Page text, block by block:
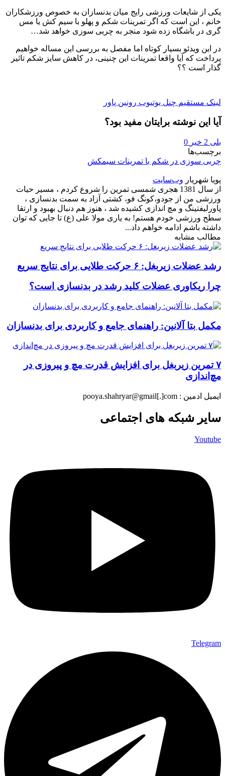
یکی از شایعات ورزشی رایج میان بدنسازان به خصوص ورزشکاران
خانم ، این است که اگر تمرینات شکم و پهلو با سیم کش یا مس
گری در باشگاه زده شود منجر به چربی سوزی خواهد شد…
در این ویدئو بسیار کوتاه اما مفصل به بررسی این مساله خواهیم
پرداخت که آیا واقعا تمرینات این چنینی، در کاهش سایز شکم تاثیر
گذار است ؟؟
لینک مستقیم چنل یوتیوب رونین پاور
آیا این نوشته برایتان مفید بود؟
بلی 2 خیر 0
برچسب‌ها
چربی سوزی در شکم با تمرینات سیمکش
پویا شهریار وب‌سایت
از سال 1381 هجری شمسی تمرین را شروع کردم ، مسیر حیات
ورزشی من از جودو،کونگ فو، کشتی آزاد به سمت بدنسازی ،
پاورلیفتینگ و مچ اندازی کشیده شد ، هنوز هم دنبال بهبود و ارتقا
سطح ورزشی خودم هستم! به یاری مولا علی (ع) تا جایی که توان
داشته باشم ادامه خواهم داد...
مطالب مشابه
رشد عضلات زیربغل: ۶ حرکت طلایی برای نتایج سریع
چرا ریکاوری عضلات کلید رشد در بدنسازی است؟
مکمل بتا آلانین: راهنمای جامع و کاربردی برای بدنسازان
۷ تمرین زیربغل برای افزایش قدرت مچ و پیروزی در
مچ‌اندازی
ایمیل ادمین : pooya.shahryar@gmail[.]com
سایر شبکه های اجتماعی
Youtube
Telegram